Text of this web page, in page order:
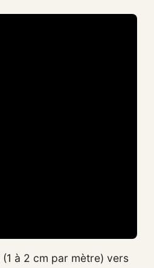
(1 à 2 cm par mètre) vers